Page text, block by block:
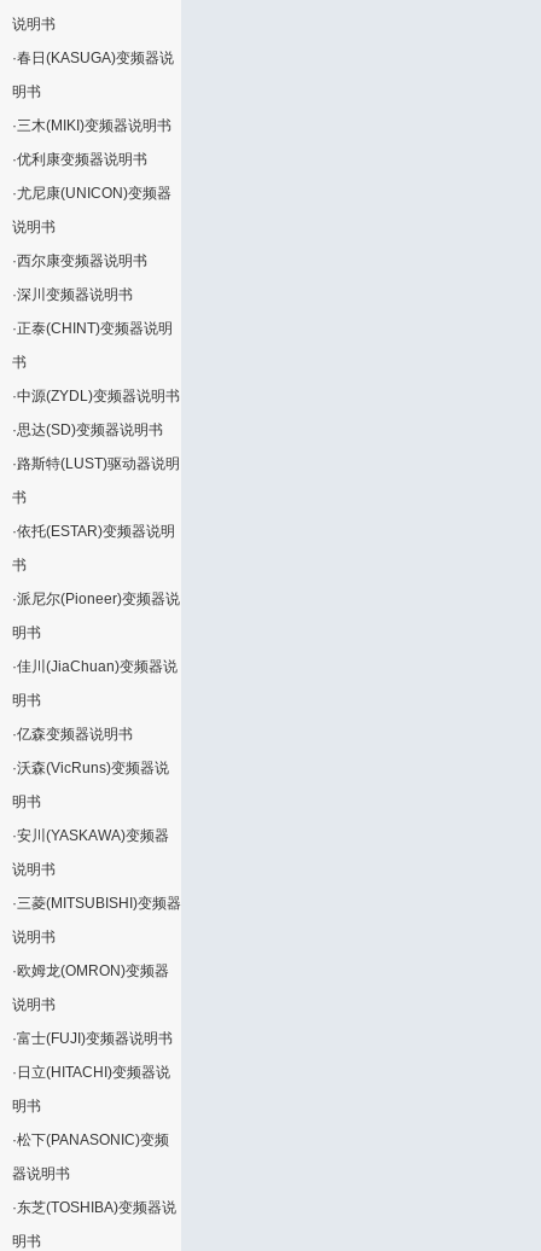
说明书
·春日(KASUGA)变频器说
明书
·三木(MIKI)变频器说明书
·优利康变频器说明书
·尤尼康(UNICON)变频器
说明书
·西尔康变频器说明书
·深川变频器说明书
·正泰(CHINT)变频器说明
书
·中源(ZYDL)变频器说明书
·思达(SD)变频器说明书
·路斯特(LUST)驱动器说明
书
·依托(ESTAR)变频器说明
书
·派尼尔(Pioneer)变频器说
明书
·佳川(JiaChuan)变频器说
明书
·亿森变频器说明书
·沃森(VicRuns)变频器说
明书
·安川(YASKAWA)变频器
说明书
·三菱(MITSUBISHI)变频器
说明书
·欧姆龙(OMRON)变频器
说明书
·富士(FUJI)变频器说明书
· 日立(HITACHI)变频器说
明书
·松下(PANASONIC)变频
器说明书
·东芝(TOSHIBA)变频器说
明书